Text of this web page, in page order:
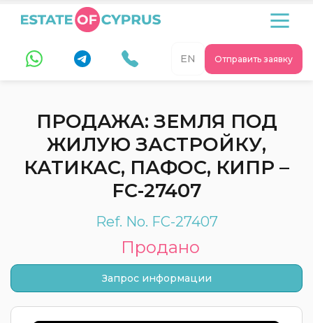
Отправить заявку
EN
ПРОДАЖА: ЗЕМЛЯ ПОД
ЖИЛУЮ ЗАСТРОЙКУ,
КАТИКАС, ПАФОС, КИПР –
FC-27407
Ref. No. FC-27407
Продано
Запрос информации